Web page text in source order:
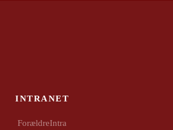
INTRANET
ForældreIntra